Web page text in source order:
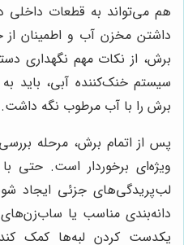
هم می‌تواند به قطعات داخلی
داشتن مخزن آب و اطمینان از
برش، از نکات مهم نگهداری
سیستم خنک‌کننده آبی، باید
برش را با آب مرطوب نگه داشت.
پس از اتمام برش، مرحله
ویژه‌ای برخوردار است. حتی
لب‌پریدگی‌های جزئی ایجاد
دانه‌بندی مناسب یا
یکدست کردن لبه‌ها کمک